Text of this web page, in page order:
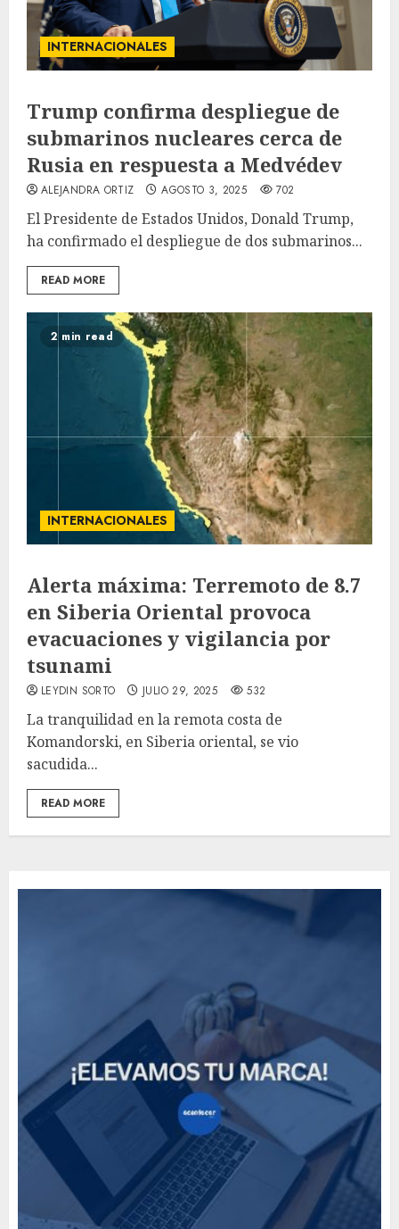
INTERNACIONALES
Trump confirma despliegue de
submarinos nucleares cerca de
Rusia en respuesta a Medvédev
ALEJANDRA ORTIZ AGOSTO 3, 2025 702
El Presidente de Estados Unidos, Donald Trump,
ha confirmado el despliegue de dos submarinos...
READ MORE
2 min read
INTERNACIONALES
Alerta máxima: Terremoto de 8.7
en Siberia Oriental provoca
evacuaciones y vigilancia por
tsunami
LEYDIN SORTO JULIO 29, 2025 532
La tranquilidad en la remota costa de
Komandorski, en Siberia oriental, se vio
sacudida...
READ MORE